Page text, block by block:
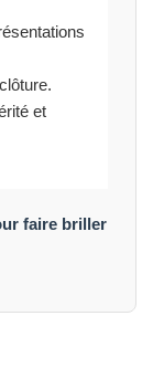
et
faire briller